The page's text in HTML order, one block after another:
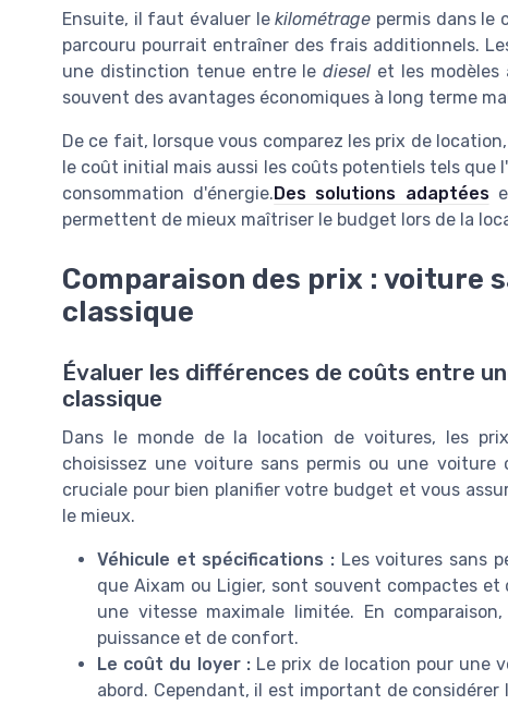
Ensuite, il faut évaluer lekilométrage permis dans le
parcouru pourrait entraîner des frais additionnels.
une distinction tenue entre lediesel et les modèles
souvent des avantages économiques à long terme
De ce fait, lorsque vous comparez les prix de
le coût initial mais aussi les coûts potentiels tels que
consommation d'énergie. Des solutions adaptées
permettent de mieux maîtriser le budget lors de la
Comparaison des prix : voiture
classique
Évaluer les différences de coûts entre
classique
Dans le monde de la location de voitures, les
choisissez une voiture sans permis ou une voiture
cruciale pour bien planifier votre budget et vous
le mieux.
Véhicule et spécifications :Les voitures sans
que Aixam ou Ligier, sont souvent compactes
une vitesse maximale limitée. En
puissance et de confort.
Le coût du loyer :Le prix de location pour une
abord. Cependant, il est important de